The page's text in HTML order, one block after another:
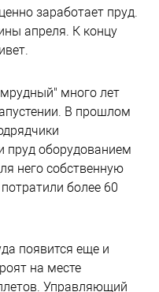
заработает пруд.
апреля. К концу
много лет
В прошлом
пруд оборудованием
него собственную
более 60
появится еще и
на месте
Управляющий